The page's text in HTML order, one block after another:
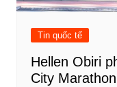
Tin quốc tế
Hellen Obiri
City